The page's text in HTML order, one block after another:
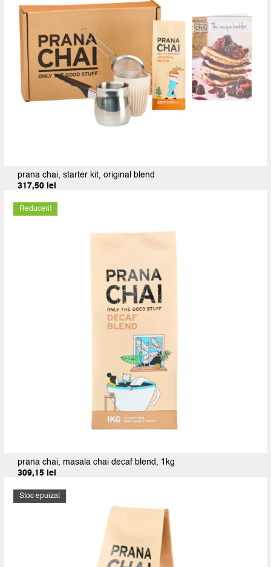
prana chai, starter kit, original blend
317,50 lei
Reduceri!
prana chai, masala chai decaf blend, 1kg
Prețul
a
fost:
309,15 leiPrețul
este:
309,15 lei.
Stoc epuizat